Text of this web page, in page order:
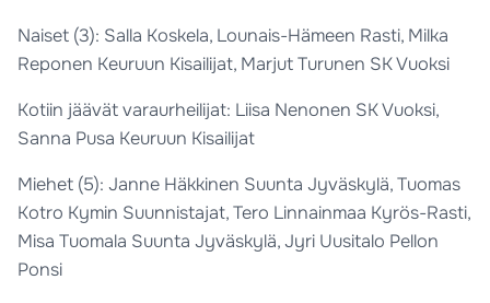
Naiset (3): Salla Koskela, Lounais-Hämeen Rasti, Milka
Reponen Keuruun Kisailijat, Marjut Turunen SK Vuoksi
Kotiin jäävät varaurheilijat: Liisa Nenonen SK Vuoksi,
Sanna Pusa Keuruun Kisailijat
Miehet (5): Janne Häkkinen Suunta Jyväskylä, Tuomas
Kotro Kymin Suunnistajat, Tero Linnainmaa Kyrös-Rasti,
Misa Tuomala Suunta Jyväskylä, Jyri Uusitalo Pellon
Ponsi